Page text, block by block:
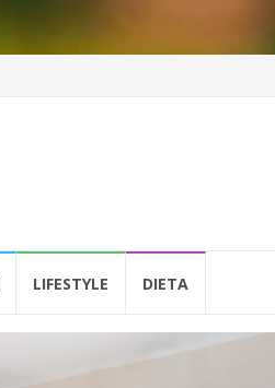
LIFESTYLE DIETA